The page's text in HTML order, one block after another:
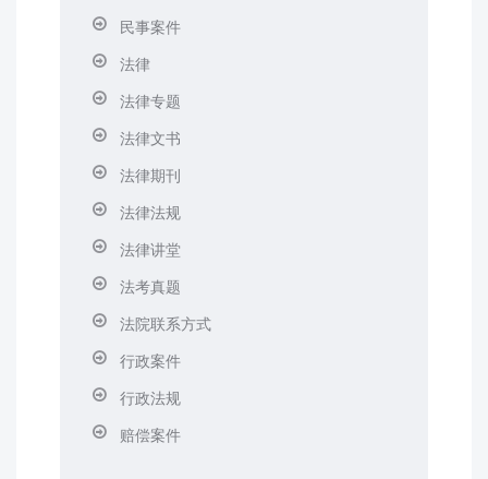
民事案件
法律
法律专题
法律文书
法律期刊
法律法规
法律讲堂
法考真题
法院联系方式
行政案件
行政法规
赔偿案件